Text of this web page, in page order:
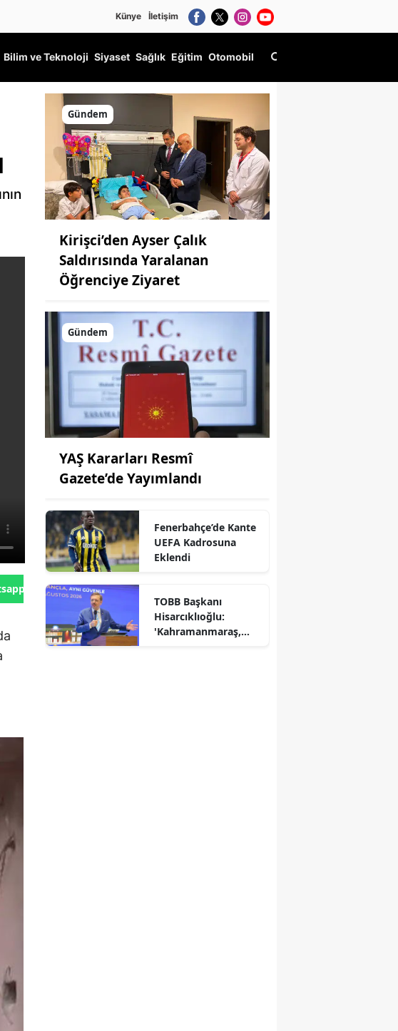
Künye İletişim
Bilim ve Teknoloji Siyaset Sağlık Eğitim Otomobil
Gönder
Gündem
Kirişci’den Ayser Çalık
Saldırısında Yaralanan
Öğrenciye Ziyaret
Gündem
YAŞ Kararları Resmî
Gazete’de Yayımlandı
Fenerbahçe’de Kante
UEFA Kadrosuna
Eklendi
TOBB Başkanı
Hisarcıklıoğlu:
'Kahramanmaraş,